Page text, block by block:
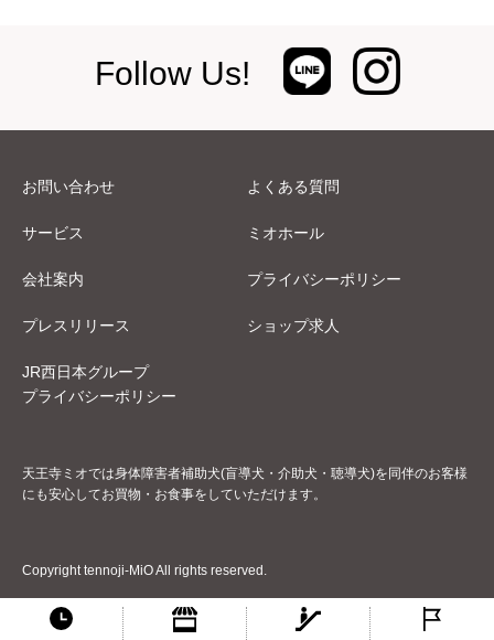
Follow Us!
お問い合わせ よくある質問
サービス ミオホール
会社案内 プライバシーポリシー
プレスリリース ショップ求人
JR西日本グループ
プライバシーポリシー
天王寺ミオでは身体障害者補助犬(盲導犬・介助犬・聴導犬)を同伴のお客様
にも安心してお買物・お食事をしていただけます。
Copyright tennoji-MiO All rights reserved.